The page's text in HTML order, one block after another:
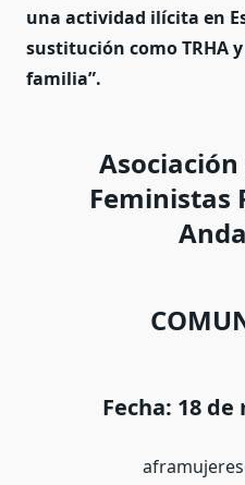
una actividad ilícita en
sustitución como TRHA
familia”.
Feministas
Fecha: 18 de